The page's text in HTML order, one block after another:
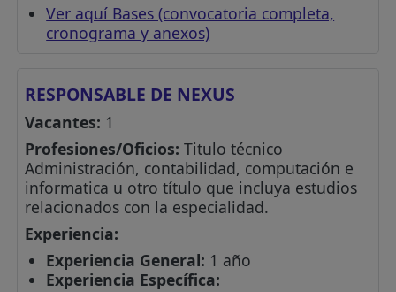
Ver aquí Bases (convocatoria completa,
cronograma y anexos)
RESPONSABLE DE NEXUS
Vacantes: 1
Profesiones/Oficios: Titulo técnico
Administración, contabilidad, computación e
informatica u otro título que incluya estudios
relacionados con la especialidad.
Experiencia:
Experiencia General: 1 año
Experiencia Específica: